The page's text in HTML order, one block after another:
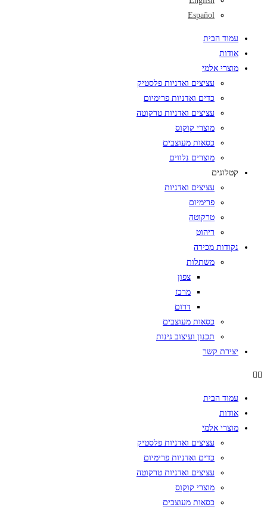
Español
עמוד הבית
אודות
מוצרי אלמי
עציצים ואדניות פלסטיק
כדים ואדניות פרימיום
עציצים ואדניות טרקוטה
מוצרי קוקוס
כסאות מעוצבים
מוצרים נלווים
קטלוגים
עציצים ואדניות
פרימיום
טרקוטה
ריהוט
נקודות מכירה
משתלות
צפון
מרכז
דרום
כסאות מעוצבים
תכנון ועיצוב גינות
יצירת קשר
עמוד הבית
אודות
מוצרי אלמי
עציצים ואדניות פלסטיק
כדים ואדניות פרימיום
עציצים ואדניות טרקוטה
מוצרי קוקוס
כסאות מעוצבים